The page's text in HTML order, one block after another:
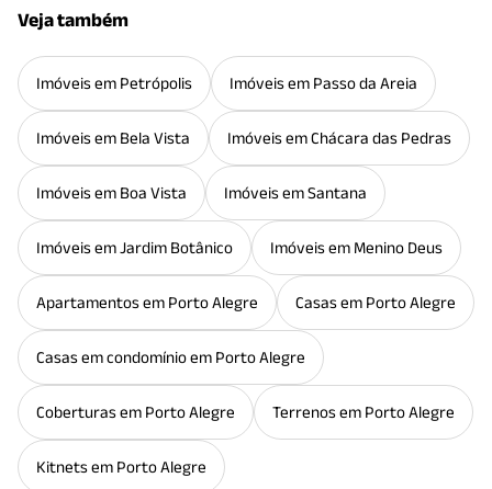
Veja também
Imóveis em Petrópolis
Imóveis em Passo da Areia
Imóveis em Bela Vista
Imóveis em Chácara das Pedras
Imóveis em Boa Vista
Imóveis em Santana
Imóveis em Jardim Botânico
Imóveis em Menino Deus
Apartamentos em Porto Alegre
Casas em Porto Alegre
Casas em condomínio em Porto Alegre
Coberturas em Porto Alegre
Terrenos em Porto Alegre
Kitnets em Porto Alegre